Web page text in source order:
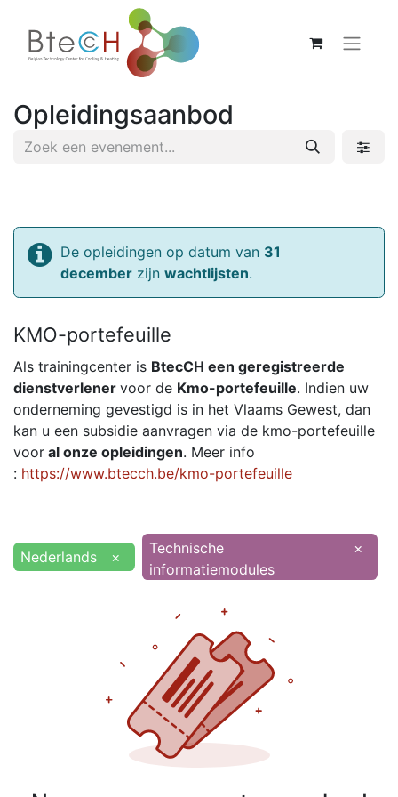
Opleidingsaanbod
De opleidingen op datum van 31
december zijn wachtlijsten.
KMO-portefeuille
Als trainingcenter is BtecCH een geregistreerde
dienstverlener voor de Kmo-portefeuille. Indien uw
onderneming gevestigd is in het Vlaams Gewest, dan
kan u een subsidie aanvragen via de kmo-portefeuille
voor al onze opleidingen. Meer info
: https://www.btecch.be/kmo-portefeuille
Nederlands ×
Technische
informatiemodules
×